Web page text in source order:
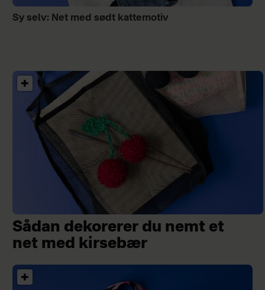
Sy selv: Net med sødt kattemotiv
Sådan dekorerer du nemt et
net med kirsebær